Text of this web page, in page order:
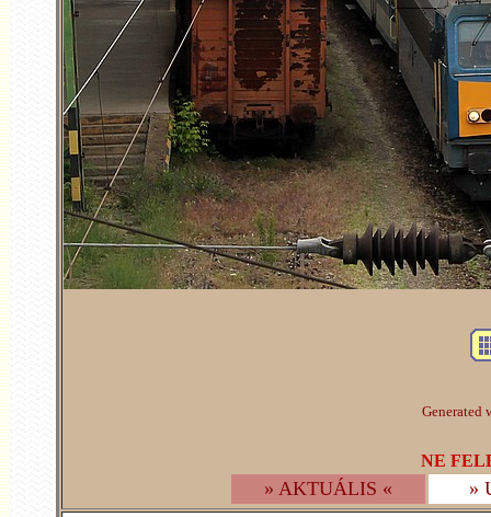
Generated
NE
» AKTUÁLIS « »